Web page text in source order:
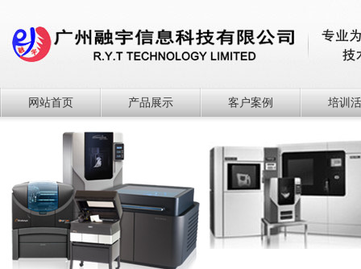
网站首页 产品展示 客户案例 培训